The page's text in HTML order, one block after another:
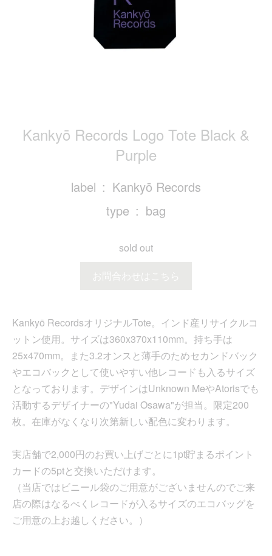
Kankyō Records Logo Tote Black &
Purple
label
Kankyō Records
type
bag
sold out
お問合わせはこちら
Kankyō RecordsオリジナルTote。インド産リサイクルコ
ットン使用。サイズは360x370x110mm。持ち手は
25x470mm。また3.2オンスと薄手のためセカンドバック
やエコバックとして使いやすい他レコードも入るサイズ
となっております。デザインはUnknown MeやAtorisでも
活動するデザイナーの"Yudai Osawa"が担当。限定200
枚。在庫がなくなり次第新しい配色に変わります。
実店舗で2,000円のお買い上げごとに1pt貯まるポイント
カードの5ptと交換いただけます。
（当店ではビニール袋のご用意がございませんのでご来
店の際はなるべくレコードが入るサイズのエコバッグを
ご用意の上お越しください。）